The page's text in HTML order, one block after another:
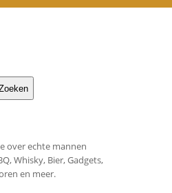
over echte mannen
Whisky, Bier, Gadgets,
en meer.